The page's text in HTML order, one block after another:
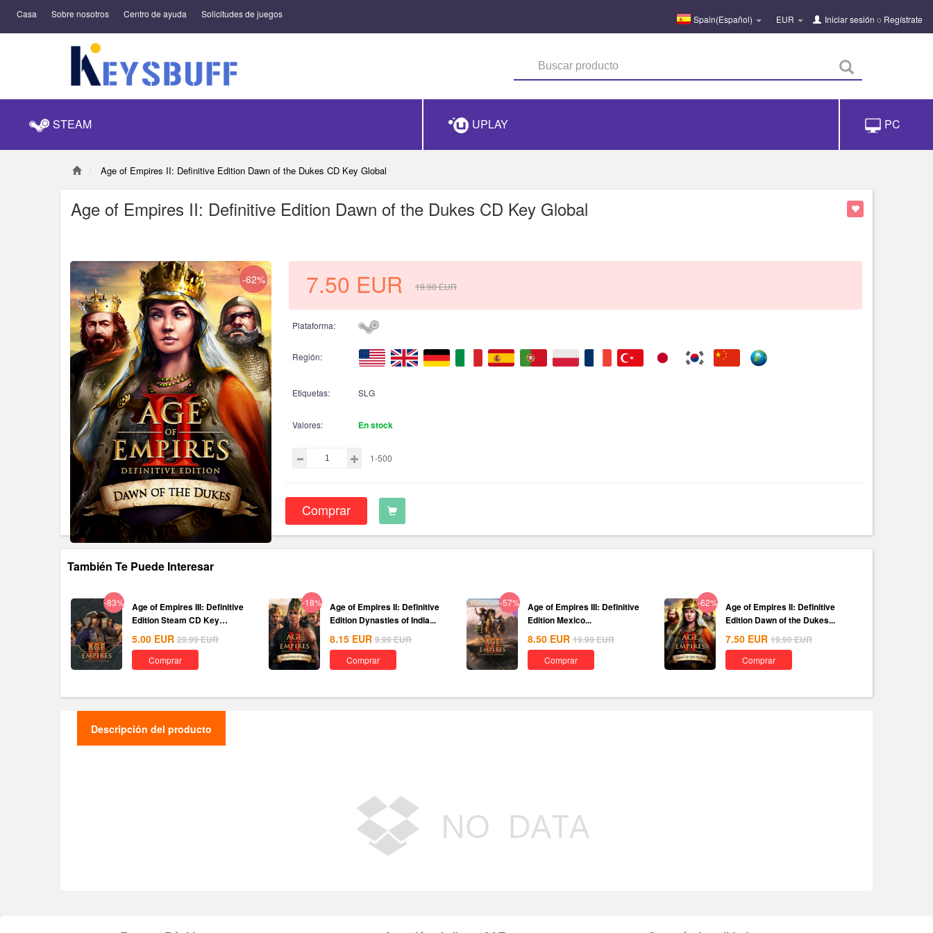
Casa Sobre nosotros Centro de ayuda Solicitudes de juegos Spain(Español) EUR Iniciar sesión o Regístrate
STEAM UPLAY PC
Age of Empires II: Definitive Edition Dawn of the Dukes CD Key Global
Age of Empires II: Definitive Edition Dawn of the Dukes CD Key Global
-62% 7.50 EUR 19.90EUR
Plataforma:
Región:
Etiquetas: SLG
Valores: En stock
1-500
Comprar
También Te Puede Interesar
-83%
Age of Empires III: Definitive
Edition Steam CD Key
Global
5.00 EUR 29.99EUR
Comprar
-18%
Age of Empires II: Definitive
Edition Dynasties of India...
8.15 EUR 9.99EUR
Comprar
-57%
Age of Empires III: Definitive
Edition Mexico...
8.50 EUR 19.99EUR
Comprar
-62%
Age of Empires II: Definitive
Edition Dawn of the Dukes...
7.50 EUR 19.90EUR
Comprar
Descripción del producto